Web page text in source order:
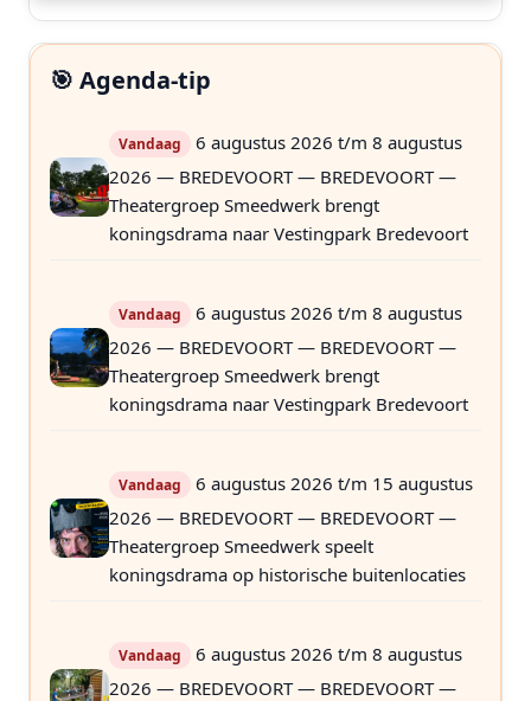
🎯 Agenda-tip
Vandaag
6 augustus 2026 t/m 8 augustus
2026 — BREDEVOORT — BREDEVOORT —
Theatergroep Smeedwerk brengt
koningsdrama naar Vestingpark Bredevoort
Vandaag
6 augustus 2026 t/m 8 augustus
2026 — BREDEVOORT — BREDEVOORT —
Theatergroep Smeedwerk brengt
koningsdrama naar Vestingpark Bredevoort
Vandaag
6 augustus 2026 t/m 15 augustus
2026 — BREDEVOORT — BREDEVOORT —
Theatergroep Smeedwerk speelt
koningsdrama op historische buitenlocaties
Vandaag
6 augustus 2026 t/m 8 augustus
2026 — BREDEVOORT — BREDEVOORT —